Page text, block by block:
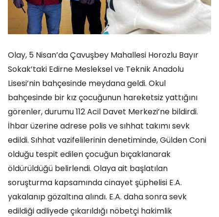
Olay, 5 Nisan’da Çavuşbey Mahallesi Horozlu Bayır
Sokak’taki Edirne Mesleksel ve Teknik Anadolu
Lisesi’nin bahçesinde meydana geldi. Okul
bahçesinde bir kız çocuğunun hareketsiz yattığını
görenler, durumu 112 Acil Davet Merkezi’ne bildirdi.
İhbar üzerine adrese polis ve sıhhat takımı sevk
edildi. Sıhhat vazifelilerinin denetiminde, Gülden Coni
olduğu tespit edilen çocuğun bıçaklanarak
öldürüldüğü belirlendi. Olaya ait başlatılan
soruşturma kapsamında cinayet şüphelisi E.A.
yakalanıp gözaltına alındı. E.A. daha sonra sevk
edildiği adliyede çıkarıldığı nöbetçi hakimlik